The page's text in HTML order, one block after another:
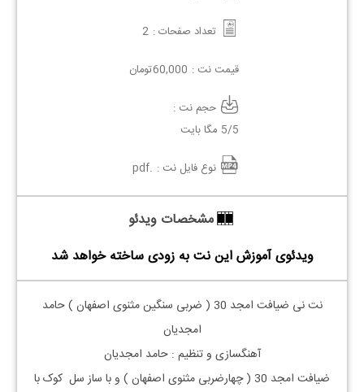
تعداد صفحات : 2
قیمت نت : 60,000تومان
حجم نت :
5/5 مگا بایت
نوع فایل نت : .pdf
مشخصات ویدئو
ویدئوی آموزش این نت به زودی ساخته خواهد شد
نت نی ضیافت امجد 30 ( ضربی سنگین مثنوی اصفهان ) حامد
امجدیان
آهنگسازی و تنظیم : حامد امجدیان
ضیافت امجد 30 ( چهارضربی مثنوی اصفهان ) و با ساز سل کوک با